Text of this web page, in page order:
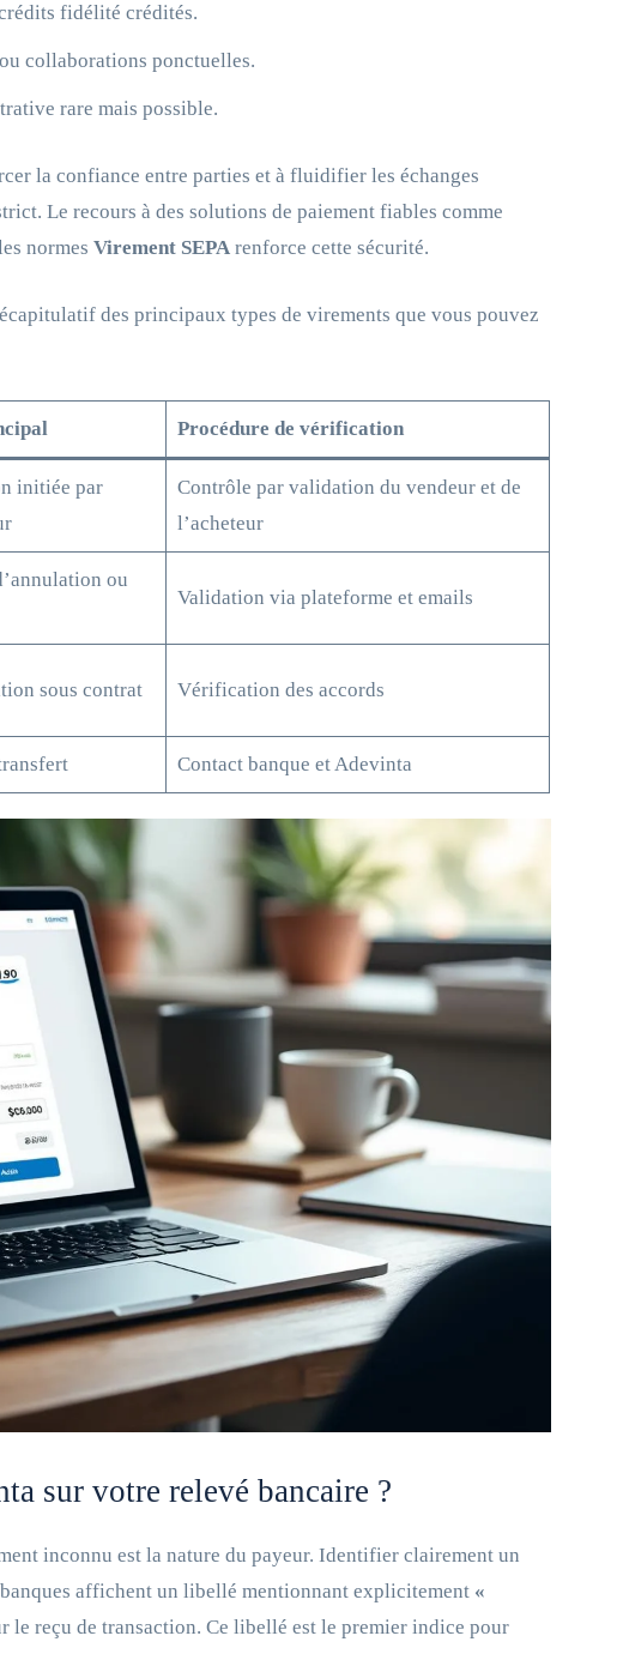
fidélité crédités.
collaborations ponctuelles.
rare mais possible.
la confiance entre parties et à fluidifier les échanges
Le recours à des solutions de paiement fiables comme
normes Virement SEPA renforce cette sécurité.
des principaux types de virements que vous pouvez
Procédure de vérification
initiée par
Contrôle par validation du vendeur et de
l’acheteur
ou
Validation via plateforme et emails
sous contrat Vérification des accords
Contact banque et Adevinta
sur votre relevé bancaire ?
inconnu est la nature du payeur. Identifier clairement un
affichent un libellé mentionnant explicitement «
le reçu de transaction. Ce libellé est le premier indice pour